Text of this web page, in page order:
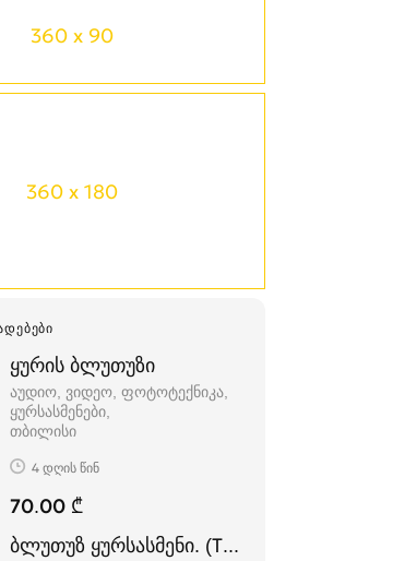
360 x 90
360 x 180
ყურის ბლუთუზი
აუდიო, ვიდეო, ფოტოტექნიკა,
ყურსასმენები
თბილისი
4 დღის წინ
70.00 ₾
ბლუთუზ ყურსასმენი. (TWS X8 airpoc)